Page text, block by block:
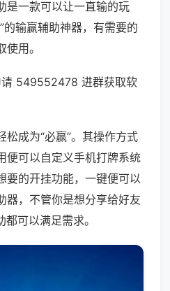
是一款可以让一直输的玩
的输赢辅助神器，有需要的
用。
549552478 进群获取软
成为“必赢”。其操作方式
便可以自定义手机打牌系统
要的开挂功能，一键便可以
器，不管你是想分享给好友
可以满足需求。